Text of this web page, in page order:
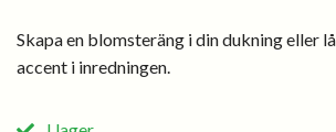
Skapa en blomsteräng i din dukning eller
accent i inredningen.